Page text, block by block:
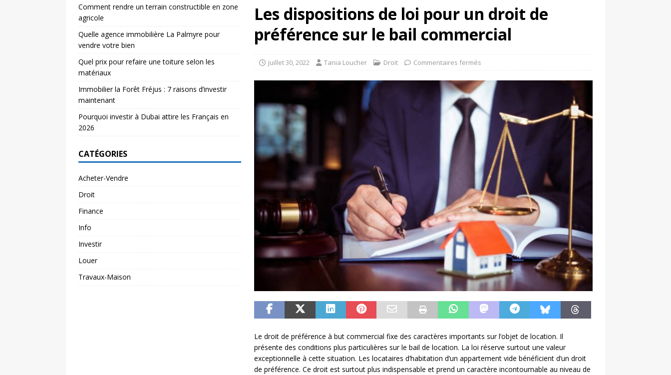
Les dispositions de loi pour un droit de
préférence sur le bail commercial
juillet 30, 2022 Tania Loucher Droit Commentaires fermés
Le droit de préférence à but commercial fixe des caractères importants sur l’objet de location. Il
présente des conditions plus particulières sur le bail de location. La loi réserve surtout une valeur
exceptionnelle à cette situation. Les locataires d’habitation d’un appartement vide bénéficient d’un droit
de préférence. Ce droit est surtout plus indispensable et prend un caractère incontournable au niveau de
Comment rendre un terrain constructible en zone
agricole
Quelle agence immobilière La Palmyre pour
vendre votre bien
Quel prix pour refaire une toiture selon les
matériaux
Immobilier la Forêt Fréjus : 7 raisons d’investir
maintenant
Pourquoi investir à Dubai attire les Français en
2026
CATÉGORIES
Acheter-Vendre
Droit
Finance
Info
Investir
Louer
Travaux-Maison